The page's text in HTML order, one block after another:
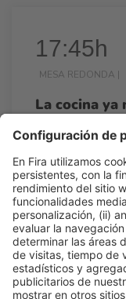
17:45h
MESA REDONDA |
La cocina ya
decide
Mié 25
Talk Stage
Acceso
Leer más